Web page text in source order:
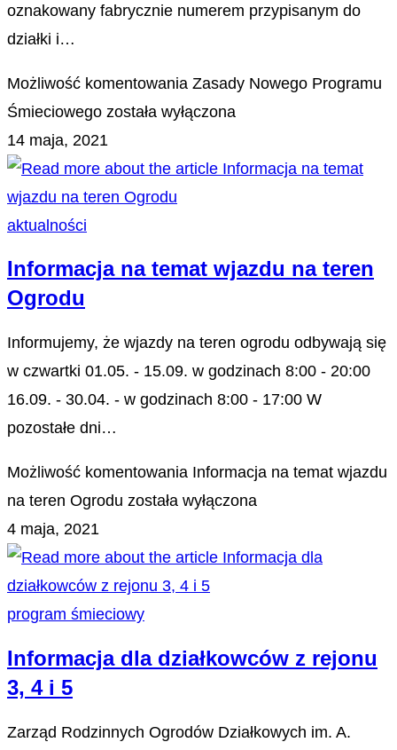
oznakowany fabrycznie numerem przypisanym do
działki i…
Możliwość komentowania Zasady Nowego Programu
Śmieciowego została wyłączona
14 maja, 2021
aktualności
Informacja na temat wjazdu na teren
Ogrodu
Informujemy, że wjazdy na teren ogrodu odbywają się
w czwartki 01.05. - 15.09. w godzinach 8:00 - 20:00
16.09. - 30.04. - w godzinach 8:00 - 17:00 W
pozostałe dni…
Możliwość komentowania Informacja na temat wjazdu
na teren Ogrodu została wyłączona
4 maja, 2021
program śmieciowy
Informacja dla działkowców z rejonu
3, 4 i 5
Zarząd Rodzinnych Ogrodów Działkowych im. A.